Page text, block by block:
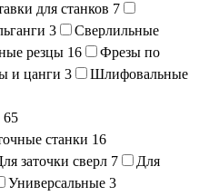
для станков 7
3
Сверлильные
резцы 16
Фрезы по
и цанги 3
Шлифовальные
65
станки 16
заточки сверл 7
Для
Универсальные 3